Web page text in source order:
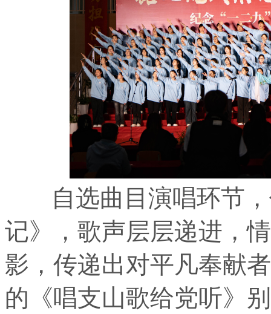
自选曲目演唱环节，
记》，歌声层层递进，
影，传递出对平凡奉献
的《唱支山歌给党听》